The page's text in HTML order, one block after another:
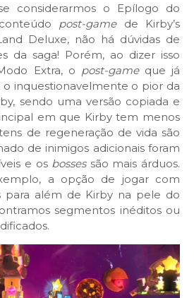
considerarmos o Epílogo do
post-game de Kirby’s
Deluxe, não há dúvidas de
da saga! Porém, ao dizer isso
Extra, o post-game que já
o inquestionavelmente o pior da
sendo uma versão copiada e
em que Kirby tem menos
de regeneração de vida são
de inimigos adicionais foram
e os bossessão mais árduos.
a opção de jogar com
para além de Kirby na pele do
segmentos inéditos ou